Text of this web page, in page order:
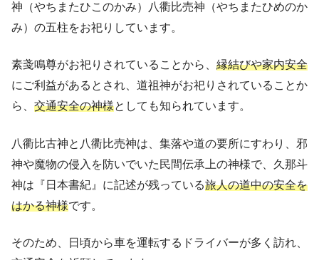
神（やちまたひこのかみ）八衢比売神（やちまたひめのか
み）の五柱をお祀りしています。
素戔鳴尊がお祀りされていることから、 縁結びや家内安全
にご利益があるとされ、道祖神がお祀りされていることか
ら、 交通安全の神様としても知られています。
八衢比古神と八衢比売神は、集落や道の要所にすわり、邪
神や魔物の侵入を防いでいた民間伝承上の神様で、久那斗
神は『日本書紀』に記述が残っている旅人の道中の安全を
はかる神様です。
そのため、日頃から車を運転するドライバーが多く訪れ、